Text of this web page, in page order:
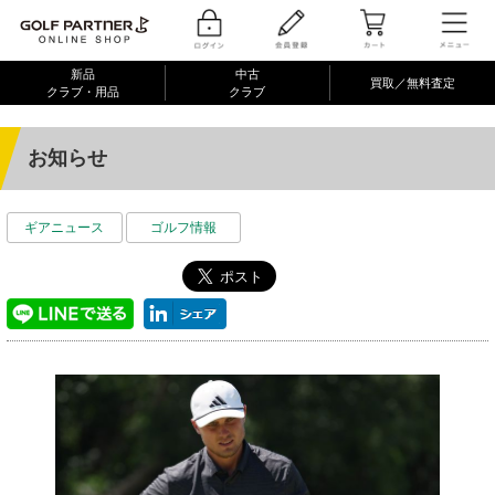
新品
クラブ・用品
中古
クラブ
買取／無料査定
お知らせ
ギアニュース ゴルフ情報